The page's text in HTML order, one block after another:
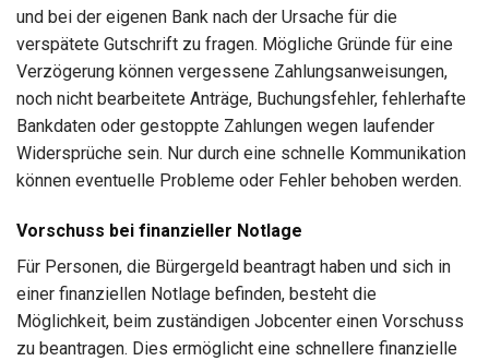
und bei der eigenen Bank nach der Ursache für die
verspätete Gutschrift zu fragen. Mögliche Gründe für eine
Verzögerung können vergessene Zahlungsanweisungen,
noch nicht bearbeitete Anträge, Buchungsfehler, fehlerhafte
Bankdaten oder gestoppte Zahlungen wegen laufender
Widersprüche sein. Nur durch eine schnelle Kommunikation
können eventuelle Probleme oder Fehler behoben werden.
Vorschuss bei finanzieller Notlage
Für Personen, die Bürgergeld beantragt haben und sich in
einer finanziellen Notlage befinden, besteht die
Möglichkeit, beim zuständigen Jobcenter einen Vorschuss
zu beantragen. Dies ermöglicht eine schnellere finanzielle